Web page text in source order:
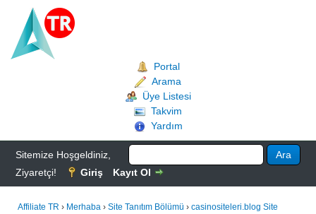
Portal
Arama
Üye Listesi
Takvim
Yardım
Sitemize Hoşgeldiniz,
Ziyaretçi!
Giriş Kayıt Ol
Affiliate TR › Merhaba › Site Tanıtım Bölümü › casinositeleri.blog Site